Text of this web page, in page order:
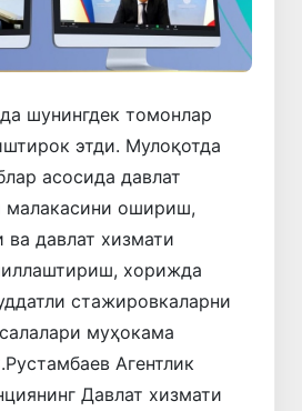
шунингдек томонлар
этди. Мулоқотда
асосида давлат
малакасини ошириш,
ва давлат хизмати
хорижда
стажировкаларни
муҳокама
Агентлик
Давлат хизмати